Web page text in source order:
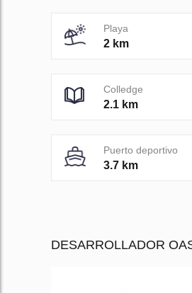
Playa
2 km
Colledge
2.1 km
Puerto deportivo
3.7 km
DESARROLLADOR